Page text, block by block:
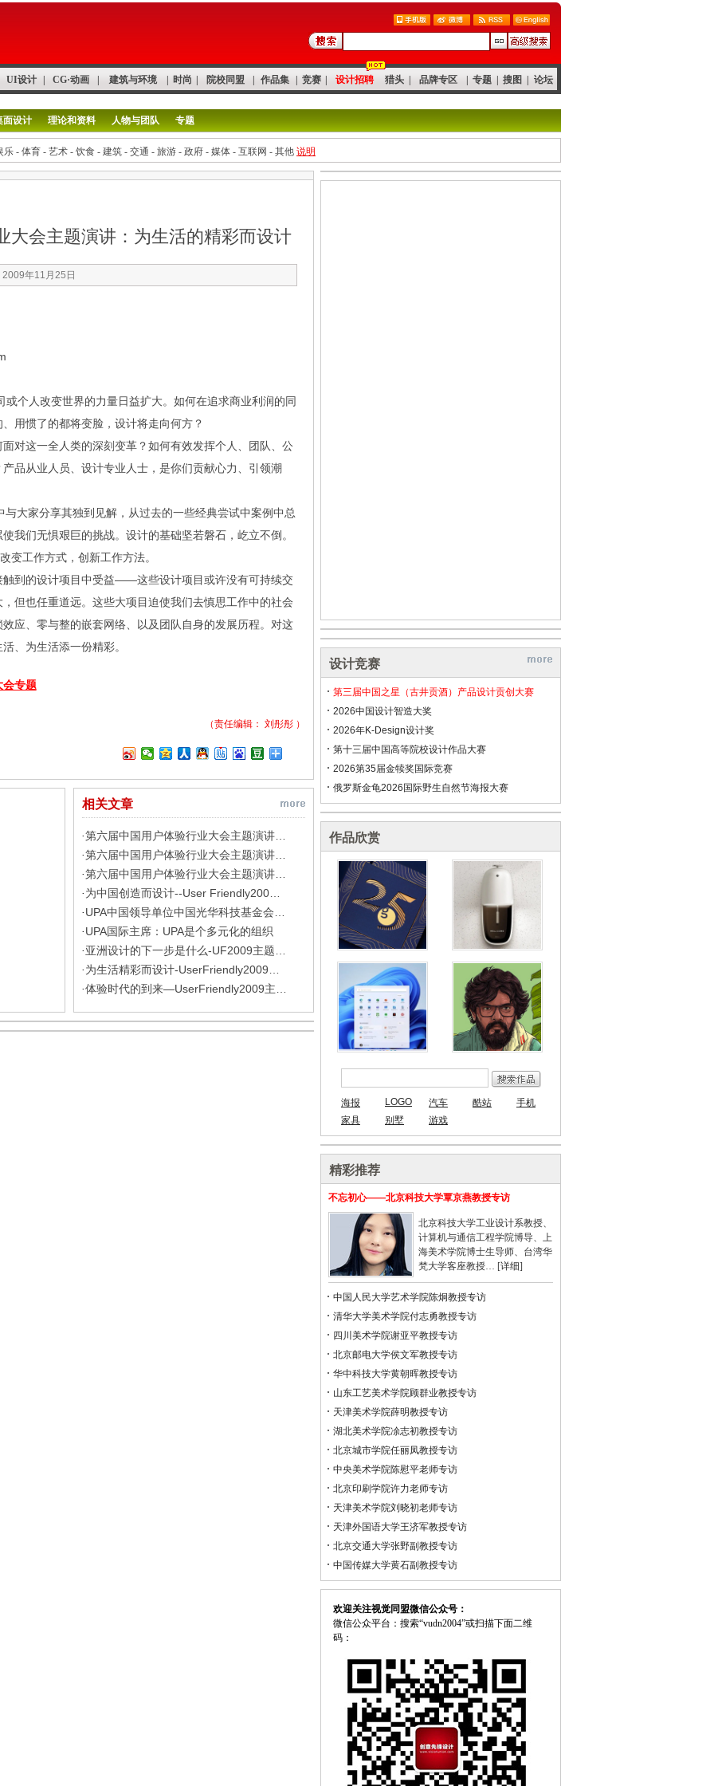
UI设计 CG·动画 建筑与环境 时尚 院校同盟 作品集 竞赛 设计招聘 猎头 品牌专区 专题 搜图 论坛
面设计 理论和资料 人物与团队 专题
乐 - 体育 - 艺术 - 饮食 - 建筑 - 交通 - 旅游 - 政府 - 媒体 - 互联网 - 其他 说明
大会主题演讲：为生活的精彩而设计
2009年11月25日
个人改变世界的力量日益扩大。如何在追求商业利润的同
用惯了的都将变脸，设计将走向何方？
对这一全人类的深刻变革？如何有效发挥个人、团队、公
品从业人员、设计专业人士，是你们贡献心力、引领潮
大家分享其独到见解，从过去的一些经典尝试中案例中总
我们无惧艰巨的挑战。设计的基础坚若磐石，屹立不倒。
变工作方式，创新工作方法。
触到的设计项目中受益——这些设计项目或许没有可持续交
但也任重道远。这些大项目迫使我们去慎思工作中的社会
应、零与整的嵌套网络、以及团队自身的发展历程。对这
、为生活添一份精彩。
会专题
（责任编辑： 刘彤彤 ）
相关文章
·第六届中国用户体验行业大会主题演讲…
·第六届中国用户体验行业大会主题演讲…
·第六届中国用户体验行业大会主题演讲…
· 为中国创造而设计--User Friendly200…
· UPA中国领导单位中国光华科技基金会…
· UPA国际主席：UPA是个多元化的组织
· 亚洲设计的下一步是什么-UF2009主题…
· 为生活精彩而设计-UserFriendly2009…
·体验时代的到来—UserFriendly2009主…
设计竞赛
第三届中国之星（古井贡酒）产品设计贡创大赛
2026中国设计智造大奖
2026年K-Design设计奖
第十三届中国高等院校设计作品大赛
2026第35届金犊奖国际竞赛
俄罗斯金龟2026国际野生自然节海报大赛
作品欣赏
海报 LOGO 汽车 酷站
手机
家具
别墅 游戏
精彩推荐
不忘初心——北京科技大学覃京燕教授专访
北京科技大学工业设计系教授、
计算机与通信工程学院博导、上
海美术学院博士生导师、台湾华
梵大学客座教授… [详细]
中国人民大学艺术学院陈炯教授专访
清华大学美术学院付志勇教授专访
四川美术学院谢亚平教授专访
北京邮电大学侯文军教授专访
华中科技大学黄朝晖教授专访
山东工艺美术学院顾群业教授专访
天津美术学院薛明教授专访
湖北美术学院凃志初教授专访
北京城市学院任丽凤教授专访
中央美术学院陈慰平老师专访
北京印刷学院许力老师专访
天津美术学院刘晓初老师专访
天津外国语大学王济军教授专访
北京交通大学张野副教授专访
中国传媒大学黄石副教授专访
欢迎关注视觉同盟微信公众号：
微信公众平台：搜索“vudn2004”或扫描下面二维
码：